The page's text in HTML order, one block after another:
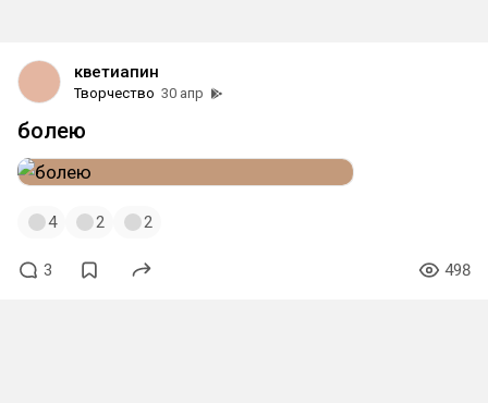
кветиапин
Творчество 30 апр
болею
4 2 2
3 498